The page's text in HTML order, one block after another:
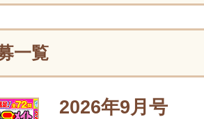
一覧
2026年9月号